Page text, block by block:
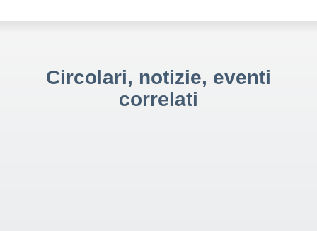
Circolari, notizie, eventi
correlati